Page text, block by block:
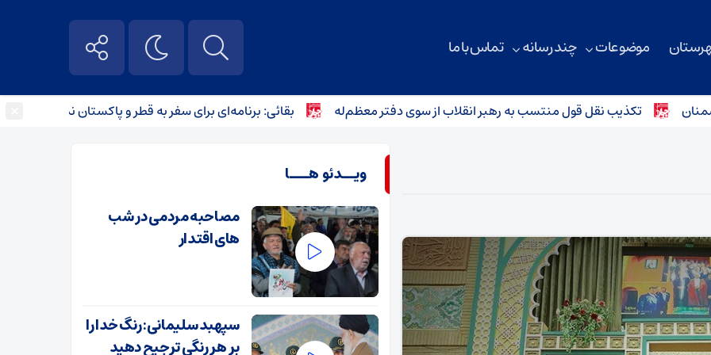
موضوعات چند رسانه تماس با ما
تکذیب نقل قول منتسب به رهبر انقلاب از سوی دفتر معظم‌له بقائی: برنامه‌ای برای سفر به قطر و پاکستان نداریم
ویــدئو هـــا
مصاحبه مردمی در شب
های اقتدار
سپهبد سلیمانی: رنگ خدا را
بر هر رنگی ترجیح دهید